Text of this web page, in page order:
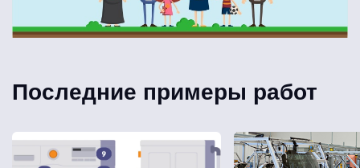
Последние примеры работ